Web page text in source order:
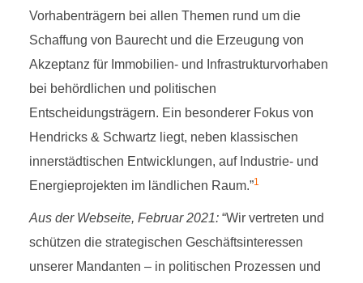
Vorhabenträgern bei allen Themen rund um die
Schaffung von Baurecht und die Erzeugung von
Akzeptanz für Immobilien- und Infrastrukturvorhaben
bei behördlichen und politischen
Entscheidungsträgern. Ein besonderer Fokus von
Hendricks & Schwartz liegt, neben klassischen
innerstädtischen Entwicklungen, auf Industrie- und
Energieprojekten im ländlichen Raum.”1
Aus der Webseite, Februar 2021:“Wir vertreten und
schützen die strategischen Geschäftsinteressen
unserer Mandanten – in politischen Prozessen und